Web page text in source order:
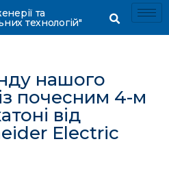
та
технологій"
нашого
почесним 4-м
від
Electric